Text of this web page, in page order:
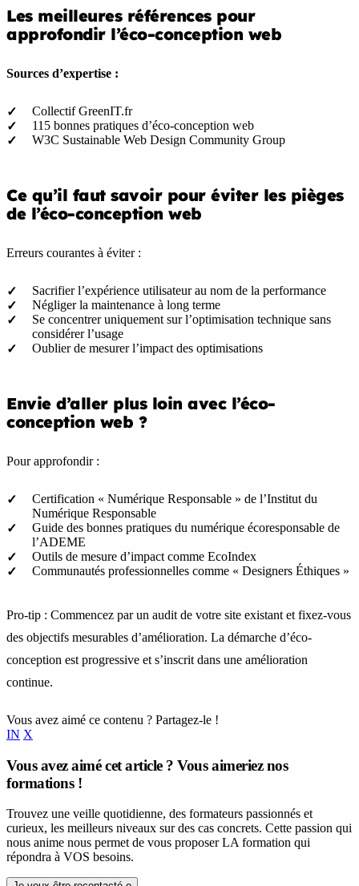
Les meilleures références pour
approfondir l’éco-conception web
Sources d’expertise :
Collectif GreenIT.fr
115 bonnes pratiques d’éco-conception web
W3C Sustainable Web Design Community Group
Ce qu’il faut savoir pour éviter les pièges
de l’éco-conception web
Erreurs courantes à éviter :
Sacrifier l’expérience utilisateur au nom de la performance
Négliger la maintenance à long terme
Se concentrer uniquement sur l’optimisation technique sans
considérer l’usage
Oublier de mesurer l’impact des optimisations
Envie d’aller plus loin avec l’éco-
conception web ?
Pour approfondir :
Certification « Numérique Responsable » de l’Institut du
Numérique Responsable
Guide des bonnes pratiques du numérique écoresponsable de
l’ADEME
Outils de mesure d’impact comme EcoIndex
Communautés professionnelles comme « Designers Éthiques »
Pro-tip : Commencez par un audit de votre site existant et fixez-vous
des objectifs mesurables d’amélioration. La démarche d’éco-
conception est progressive et s’inscrit dans une amélioration
continue.
Vous avez aimé ce contenu ? Partagez-le !
IN X
Vous avez aimé cet article ? Vous aimeriez nos
formations !
Trouvez une veille quotidienne, des formateurs passionnés et
curieux, les meilleurs niveaux sur des cas concrets. Cette passion qui
nous anime nous permet de vous proposer LA formation qui
répondra à VOS besoins.